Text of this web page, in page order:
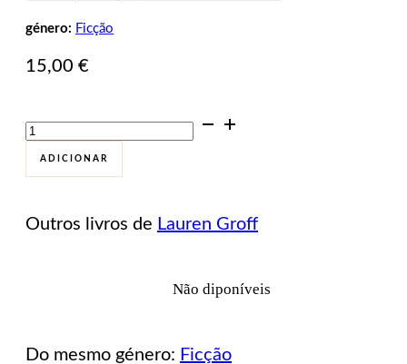
género: Ficção
15,00 €
Quantidade
de
Florida
ADICIONAR
Outros livros de Lauren Groff
Não diponíveis
Do mesmo género: Ficção